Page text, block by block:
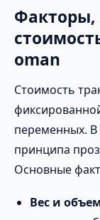
oman
Стоимость
переменных. В
принципа
Основные
Вес и